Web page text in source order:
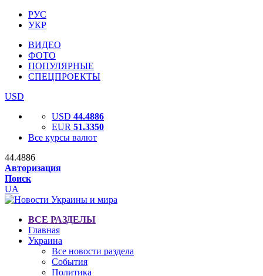
РУС
УКР
ВИДЕО
ФОТО
ПОПУЛЯРНЫЕ
СПЕЦПРОЕКТЫ
USD
USD 44.4886
EUR 51.3350
Все курсы валют
44.4886
Авторизация
Поиск
UA
ВСЕ РАЗДЕЛЫ
Главная
Украина
Все новости раздела
События
Политика